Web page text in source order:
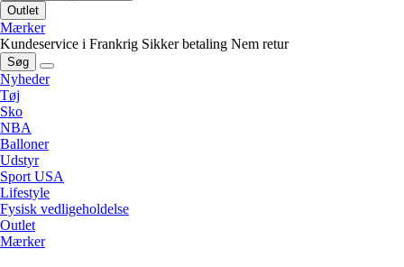
Outlet
Mærker
Kundeservice i Frankrig Sikker betaling Nem retur
Søg
Nyheder
Tøj
Sko
NBA
Balloner
Udstyr
Sport USA
Lifestyle
Fysisk vedligeholdelse
Outlet
Mærker